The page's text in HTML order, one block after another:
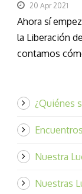
20 Apr 2021
Ahora sí
la Liberación
contamos
¿Quiénes
Nuestra
Nuestras